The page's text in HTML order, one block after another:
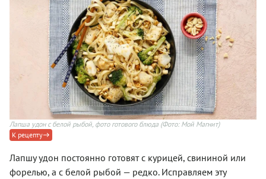
Лапша удон с белой рыбой, фото готового блюда (Фото: Мой Магнит)
К рецепту
Лапшу удон постоянно готовят с курицей, свининой или
форелью, а с белой рыбой — редко. Исправляем эту